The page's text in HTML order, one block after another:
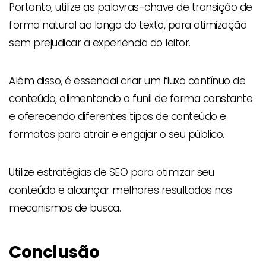
Portanto, utilize as palavras-chave de transição de
forma natural ao longo do texto, para otimização
sem prejudicar a experiência do leitor.
Além disso, é essencial criar um fluxo contínuo de
conteúdo, alimentando o funil de forma constante
e oferecendo diferentes tipos de conteúdo e
formatos para atrair e engajar o seu público.
Utilize estratégias de SEO para otimizar seu
conteúdo e alcançar melhores resultados nos
mecanismos de busca.
Conclusão